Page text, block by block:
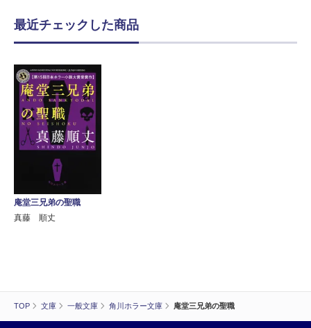
TOP 文庫 一般文庫 角川ホラー文庫 庵堂三兄弟の聖職
最近チェックした商品
庵堂三兄弟の聖職
真藤 順丈